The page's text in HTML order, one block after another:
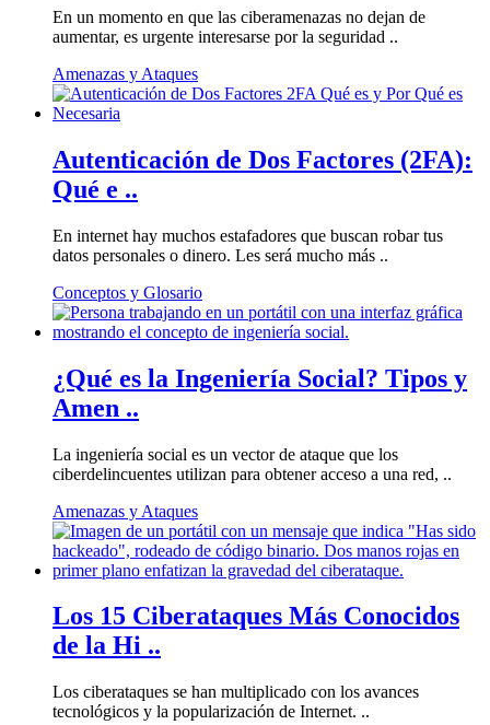
En un momento en que las ciberamenazas no dejan de
aumentar, es urgente interesarse por la seguridad ..
Amenazas y Ataques
Autenticación de Dos Factores (2FA):
Qué e ..
En internet hay muchos estafadores que buscan robar tus
datos personales o dinero. Les será mucho más ..
Conceptos y Glosario
¿Qué es la Ingeniería Social? Tipos y
Amen ..
La ingeniería social es un vector de ataque que los
ciberdelincuentes utilizan para obtener acceso a una red, ..
Amenazas y Ataques
Los 15 Ciberataques Más Conocidos
de la Hi ..
Los ciberataques se han multiplicado con los avances
tecnológicos y la popularización de Internet. ..